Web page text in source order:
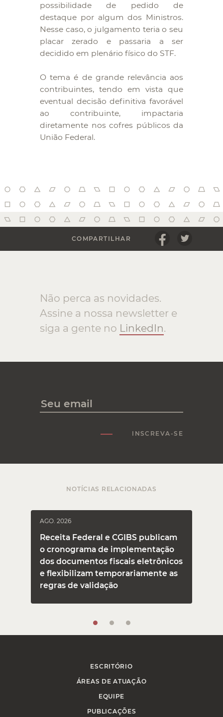
possibilidade de pedido de
destaque por algum dos Ministros.
Nesse caso, o julgamento teria o seu
placar zerado e passaria a ser
decidido em plenário físico do STF.
O tema é de grande relevância aos
contribuintes, tendo em vista que
eventual decisão definitiva favorável
ao contribuinte, impactaria
diretamente nos cofres públicos da
União Federal.
COMPARTILHAR
Não perca as novidades.
Assine a nossa newsletter e
siga a gente no LinkedIn.
INSCREVA-SE
NOTÍCIAS RELACIONADAS
AGO. 2026
Receita Federal e CGIBS publicam
o cronograma de implementação
dos documentos fiscais eletrônicos
e flexibilizam temporariamente as
regras de validação
ESCRITÓRIO
ÁREAS DE ATUAÇÃO
EQUIPE
PUBLICAÇÕES